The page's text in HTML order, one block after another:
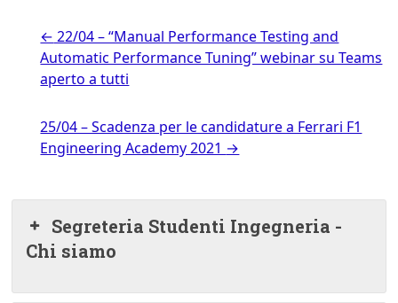
← 22/04 – “Manual Performance Testing and
Automatic Performance Tuning” webinar su Teams
aperto a tutti
25/04 – Scadenza per le candidature a Ferrari F1
Engineering Academy 2021 →
Segreteria Studenti Ingegneria -
Chi siamo